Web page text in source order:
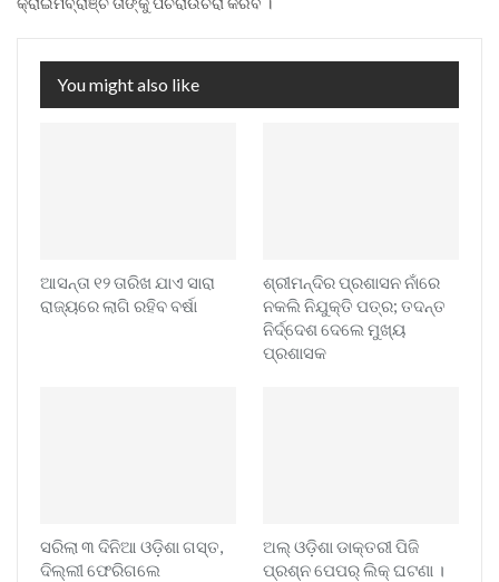
You might also like
ଆସନ୍ତା ୧୨ ତାରିଖ ଯାଏ ସାରା
ରାଜ୍ୟରେ ଲାଗି ରହିବ ବର୍ଷା
ଶ୍ରୀମନ୍ଦିର ପ୍ରଶାସନ ନାଁରେ
ନକଲି ନିଯୁକ୍ତି ପତ୍ର; ତଦନ୍ତ
ନିର୍ଦ୍ଦେଶ ଦେଲେ ମୁଖ୍ୟ
ପ୍ରଶାସକ
ସରିଲା ୩ ଦିନିଆ ଓଡ଼ିଶା ଗସ୍ତ,
ଦିଲ୍ଲୀ ଫେରିଗଲେ
ଅଲ୍ ଓଡ଼ିଶା ଡାକ୍ତରୀ ପିଜି
ପ୍ରଶ୍ନ ପେପର୍ ଲିକ୍ ଘଟଣା ।